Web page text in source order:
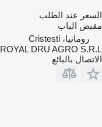
السعر عند الطلب
مقبض الباب
رومانيا، Cristesti
ROYAL DRU AGRO S.R.L.
الاتصال بالبائع